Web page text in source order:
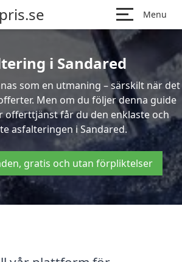
Menu
i Sandared
som en utmaning – särskilt när det
Men om du följer denna guide
offerttjänst får du den enklaste och
asfalteringen i Sandared.
gratis och utan förpliktelser